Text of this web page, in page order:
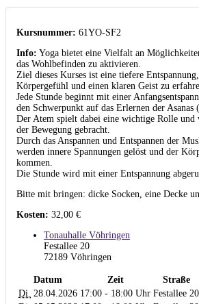
Kursnummer: 61YO-SF2
Info: Yoga bietet eine Vielfalt an
das Wohlbefinden zu aktivieren.
Ziel dieses Kurses ist eine tiefere
Körpergefühl und einen klaren Geist zu
Jede Stunde beginnt mit einer
den Schwerpunkt auf das Erlernen der Asanas
Der Atem spielt dabei eine wichtige Rolle
der Bewegung gebracht.
Durch das Anspannen und Entspannen der
werden innere Spannungen gelöst und der
kommen.
Die Stunde wird mit einer Entspannung
Bitte mit bringen: dicke Socken, eine Decke
Kosten: 32,00 €
Tonauhalle Vöhringen
Festallee 20
72189 Vöhringen
Datum Zeit Straße
Di. 28.04.2026 17:00 - 18:00 Uhr Festallee 20